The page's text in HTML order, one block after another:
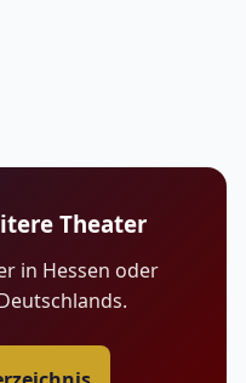
Theater
in Hessen oder